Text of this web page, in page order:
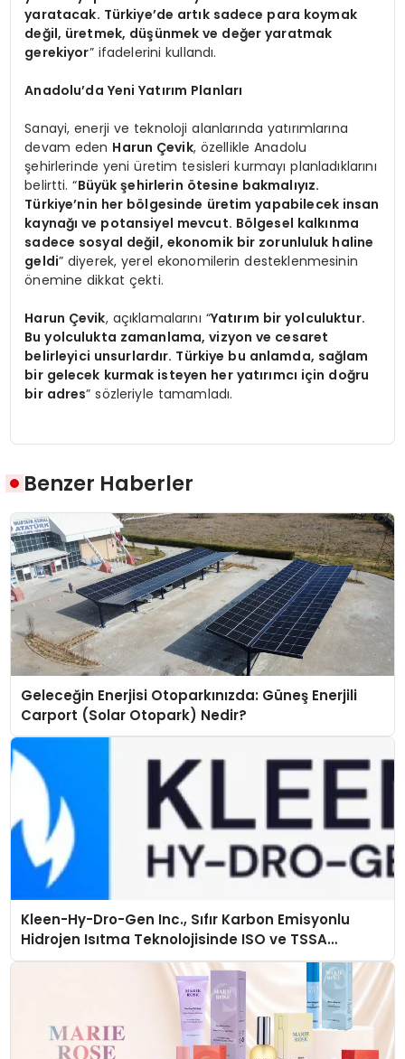
yaratacak. Türkiye’de artık sadece para koymak
değil, üretmek, düşünmek ve değer yaratmak
gerekiyor” ifadelerini kullandı.
Anadolu’da Yeni Yatırım Planları
Sanayi, enerji ve teknoloji alanlarında yatırımlarına
devam eden Harun Çevik, özellikle Anadolu
şehirlerinde yeni üretim tesisleri kurmayı planladıklarını
belirtti. “Büyük şehirlerin ötesine bakmalıyız.
Türkiye’nin her bölgesinde üretim yapabilecek insan
kaynağı ve potansiyel mevcut. Bölgesel kalkınma
sadece sosyal değil, ekonomik bir zorunluluk haline
geldi” diyerek, yerel ekonomilerin desteklenmesinin
önemine dikkat çekti.
Harun Çevik, açıklamalarını “Yatırım bir yolculuktur.
Bu yolculukta zamanlama, vizyon ve cesaret
belirleyici unsurlardır. Türkiye bu anlamda, sağlam
bir gelecek kurmak isteyen her yatırımcı için doğru
bir adres” sözleriyle tamamladı.
Benzer Haberler
Geleceğin Enerjisi Otoparkınızda: Güneş Enerjili
Carport (Solar Otopark) Nedir?
Kleen-Hy-Dro-Gen Inc., Sıfır Karbon Emisyonlu
Hidrojen Isıtma Teknolojisinde ISO ve TSSA
Düzenleyici Onaylarını Aldı